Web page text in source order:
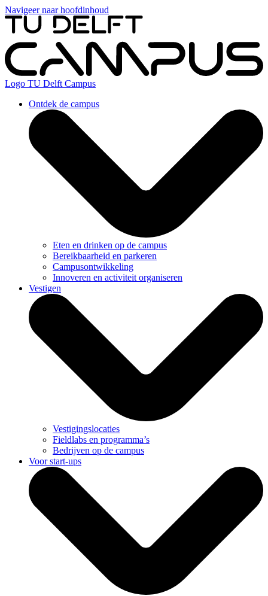
Navigeer naar hoofdinhoud
Logo TU Delft Campus
Ontdek de campus
Eten en drinken op de campus
Bereikbaarheid en parkeren
Campusontwikkeling
Innoveren en activiteit organiseren
Vestigen
Vestigingslocaties
Fieldlabs en programma’s
Bedrijven op de campus
Voor start-ups